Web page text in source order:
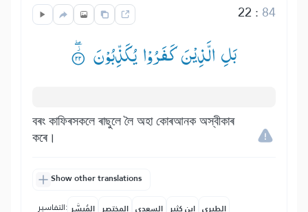
22 : 84
بَلِ الَّذِیْنَ كَفَرُوْا یُكَذِّبُوْنَ ۟ؗۖ
বৰং কাফিৰসকলে ৰাছুলে লৈ অহা কোৰআনক অস্বীকাৰ
কৰে।
Show other translations
التفاسير: المُيسَّر المختصر السعدي ابن كثير الطبري